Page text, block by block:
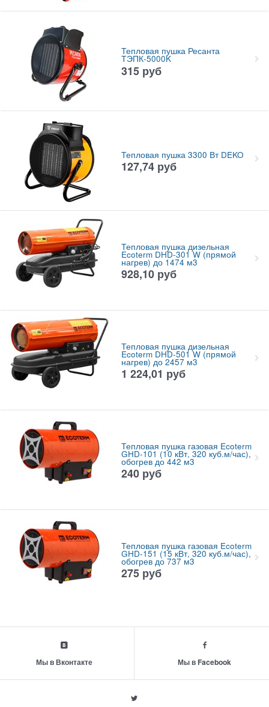
Тепловая пушка Ресанта
ТЭПК-5000K
315 руб
Тепловая пушка 3300 Вт DEKO
127,74 руб
Тепловая пушка дизельная
Ecoterm DHD-301 W (прямой
нагрев) до 1474 м3
928,10 руб
Тепловая пушка дизельная
Ecoterm DHD-501 W (прямой
нагрев) до 2457 м3
1 224,01 руб
Тепловая пушка газовая Ecoterm
GHD-101 (10 кВт, 320 куб.м/час),
обогрев до 442 м3
240 руб
Тепловая пушка газовая Ecoterm
GHD-151 (15 кВт, 320 куб.м/час),
обогрев до 737 м3
275 руб
Мы в Вконтакте Мы в Facebook